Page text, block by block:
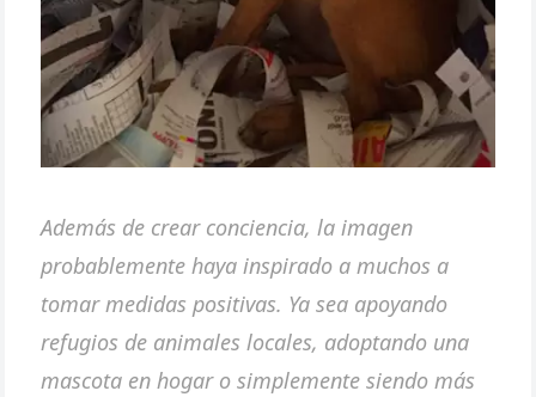
Además de crear conciencia, la imagen
probablemente haya inspirado a muchos a
tomar medidas positivas. Ya sea apoyando
refugios de animales locales, adoptando una
mascota en hogar o simplemente siendo más